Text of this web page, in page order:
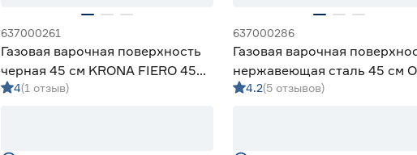
637000261
Газовая варочная поверхность
черная 45 см KRONA FIERO 45
BL4(1 отзыв)
637000286
Газовая варочная
нержавеющая сталь 45 см
P‑3SBM
4.2(5 отзывов)